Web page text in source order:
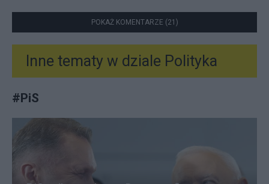
POKAŻ KOMENTARZE (21)
Inne tematy w dziale Polityka
#PiS